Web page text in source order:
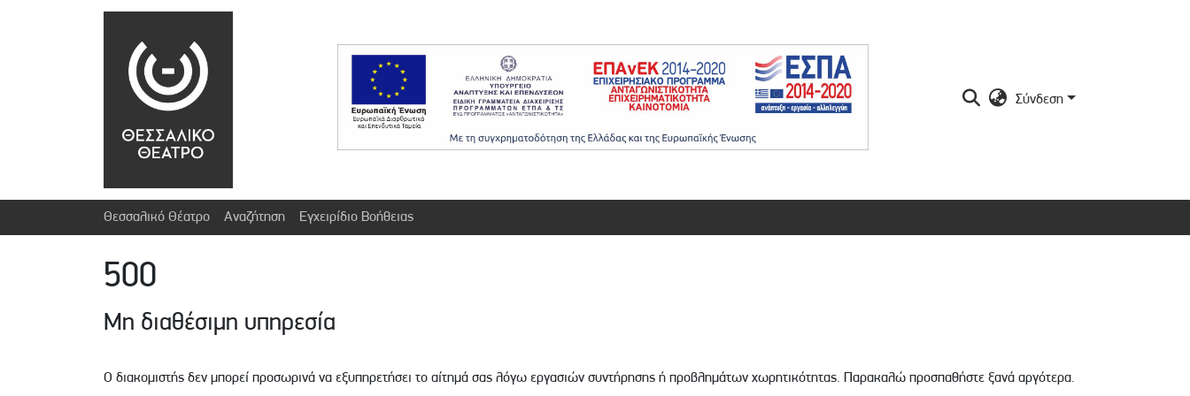
Σύνδεση
Θεσσαλικό Θέατρο Αναζήτηση Εγχειρίδιο Βοήθειας
500
Μη διαθέσιμη υπηρεσία
Ο διακομιστής δεν μπορεί προσωρινά να εξυπηρετήσει το αίτημά σας λόγω εργασιών συντήρησης ή προβλημάτων χωρητικότητας. Παρακαλώ προσπαθήστε ξανά αργότερα.